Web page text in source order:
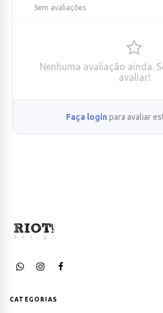
Sem avaliações
Nenhuma avaliação ainda.
avaliar!
Faça login para avaliar
CATEGORIAS